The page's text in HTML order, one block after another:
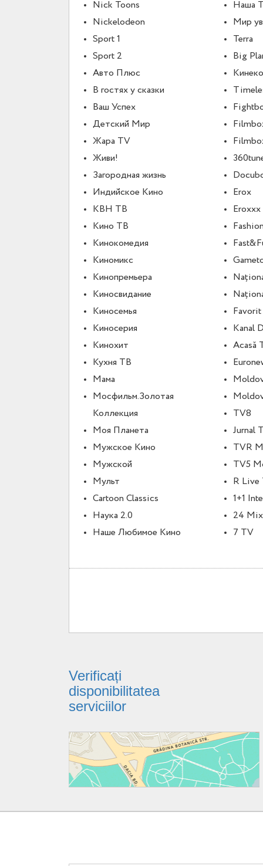
Nick Toons
Nickelodeon
Sport 1
Sport 2
Авто Плюс
В гостях у сказки
Ваш Успех
Детский Мир
Жара TV
Живи!
Загородная жизнь
Индийское Кино
КВН ТВ
Кино ТВ
Кинокомедия
Киномикс
Кинопремьера
Киносвидание
Киносемья
Киносерия
Кинохит
Кухня ТВ
Мама
Мосфильм.Золотая
Коллекция
Моя Планета
Мужское Кино
Мужской
Мульт
Cartoon Classics
Наука 2.0
Наше Любимое Кино
Наша
Мир
Terra
Big
Кинеко
Erox
Eroxxx
Kanal
Acasă
TV8
Jurnal
TVR
TV5
R Live
1+1
24 Mix
7 TV
Verificați
disponibilitatea
serviciilor